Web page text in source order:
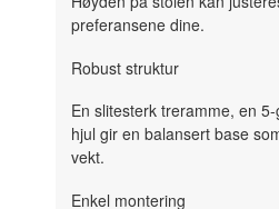
preferansene dine.
Robust struktur
En slitesterk treramme, en
hjul gir en balansert base
vekt.
Enkel montering